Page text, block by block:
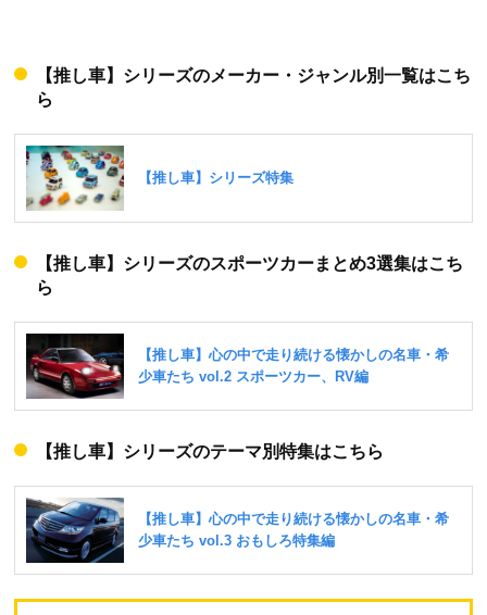
【推し車】シリーズのメーカー・ジャンル別一覧はこち
ら
【推し車】シリーズのスポーツカーまとめ3選集はこち
ら
【推し車】シリーズのテーマ別特集はこちら